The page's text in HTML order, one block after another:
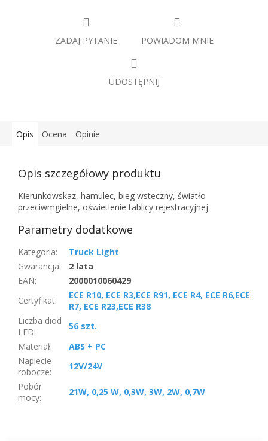
ZADAJ PYTANIE POWIADOM MNIE
UDOSTĘPNIJ
Opis Ocena Opinie
Opis szczegółowy produktu
Kierunkowskaz, hamulec, bieg wsteczny, światło
przeciwmgielne, oświetlenie tablicy rejestracyjnej
Parametry dodatkowe
Kategoria:
Truck Light
Gwarancja:
2 lata
EAN:
2000010060429
Certyfikat:
ECE R10, ECE R3,ECE R91, ECE R4, ECE R6,ECE
R7, ECE R23,ECE R38
Liczba diod
LED:
56 szt.
Materiał:
ABS + PC
Napiecie
robocze:
12V/24V
Pobór
mocy:
21W, 0,25 W, 0,3W, 3W, 2W, 0,7W